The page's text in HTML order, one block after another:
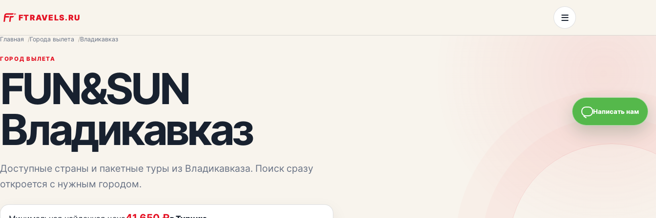
FTRAVELS.RU ≡
Главная Города вылета Владикавказ
ГОРОД ВЫЛЕТА
FUN&SUN
Владикавказ
Доступные страны и пакетные туры из Владикавказа. Поиск сразу
откроется с нужным городом.
Написать нам